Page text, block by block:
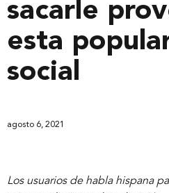
sacarle
esta
social
agosto 6, 2021
Los usuarios de habla hispana